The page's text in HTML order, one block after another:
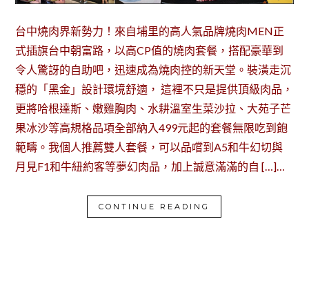
台中燒肉界新勢力！來自埔里的高人氣品牌燒肉MEN正
式插旗台中朝富路，以高CP值的燒肉套餐，搭配豪華到
令人驚訝的自助吧，迅速成為燒肉控的新天堂。裝潢走沉
穩的「黑金」設計環境舒適， 這裡不只是提供頂級肉品，
更將哈根達斯、嫩雞胸肉、水耕溫室生菜沙拉、大苑子芒
果冰沙等高規格品項全部納入499元起的套餐無限吃到飽
範疇。我個人推薦雙人套餐，可以品嚐到A5和牛幻切與
月見F1和牛紐約客等夢幻肉品，加上誠意滿滿的自 […]…
CONTINUE READING